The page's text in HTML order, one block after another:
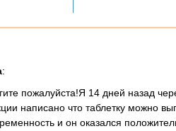
:
пожалуйста!Я 14 дней назад
написано что таблетку можно
и он оказался